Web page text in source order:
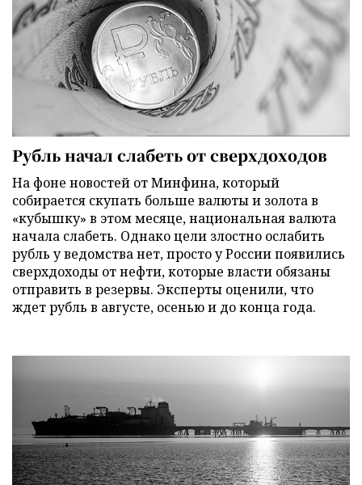
Рубль начал слабеть от сверхдоходов
На фоне новостей от Минфина, который
собирается скупать больше валюты и золота в
«кубышку» в этом месяце, национальная валюта
начала слабеть. Однако цели злостно ослабить
рубль у ведомства нет, просто у России появились
сверхдоходы от нефти, которые власти обязаны
отправить в резервы. Эксперты оценили, что
ждет рубль в августе, осенью и до конца года.